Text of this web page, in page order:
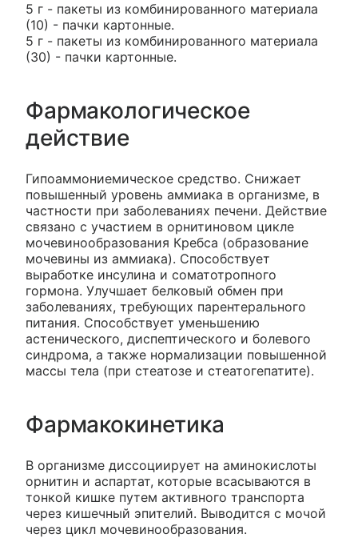
5 г - пакеты из комбинированного материала
(10) - пачки картонные.
5 г - пакеты из комбинированного материала
(30) - пачки картонные.
Фармакологическое
действие
Гипоаммониемическое средство. Снижает
повышенный уровень аммиака в организме, в
частности при заболеваниях печени. Действие
связано с участием в орнитиновом цикле
мочевинообразования Кребса (образование
мочевины из аммиака). Способствует
выработке инсулина и соматотропного
гормона. Улучшает белковый обмен при
заболеваниях, требующих парентерального
питания. Способствует уменьшению
астенического, диспептического и болевого
синдрома, а также нормализации повышенной
массы тела (при стеатозе и стеатогепатите).
Фармакокинетика
В организме диссоциирует на аминокислоты
орнитин и аспартат, которые всасываются в
тонкой кишке путем активного транспорта
через кишечный эпителий. Выводится с мочой
через цикл мочевинообразования.